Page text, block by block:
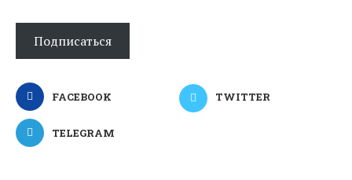
Подписаться
FACEBOOK TWITTER
TELEGRAM